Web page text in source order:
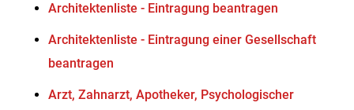
Architektenliste - Eintragung beantragen
Architektenliste - Eintragung einer Gesellschaft
beantragen
Arzt, Zahnarzt, Apotheker, Psychologischer